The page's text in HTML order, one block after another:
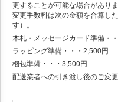
更することが可能な場合があり
変更手数料は次の金額を合算し
す）。
木札・メッセージカード準備・
ラッピング準備・・・2,500円
梱包準備・・・3,500円
配送業者への引き渡し後のご変